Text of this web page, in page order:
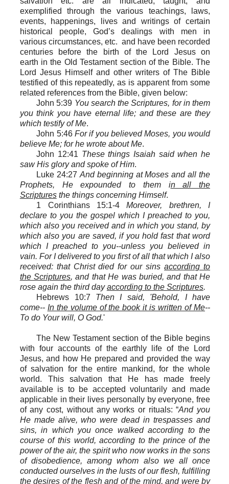
exemplified through the various teachings, laws,
events, happenings, lives and writings of certain
historical people, God’s dealings with men in
various circumstances, etc. and have been recorded
centuries before the birth of the Lord Jesus on
earth in the Old Testament section of the Bible. The
Lord Jesus Himself and other writers of The Bible
testified of this repeatedly, as is apparent from some
related references from the Bible, given below:
John 5:39 You search the Scriptures, for in them
you think you have eternal life; and these are they
which testify of Me.
John 5:46 For if you believed Moses, you would
believe Me; for he wrote about Me.
John 12:41 These things Isaiah said when he
saw His glory and spoke of Him.
Luke 24:27And beginning at Moses and all the
Prophets, He expounded to them in all the
Scripturesthe things concerning Himself.
1 Corinthians 15:1-4Moreover, brethren, I
declare to you the gospel which I preached to you,
which also you received and in which you stand, by
which also you are saved, if you hold fast that word
which I preached to you--unless you believed in
vain. For I delivered to you first of all that which I also
received: that Christ died for our sinsaccording to
the Scriptures, and that He was buried, and that He
rose again the third dayaccording to the Scriptures.
Hebrews 10:7 Then I said, 'Behold, I have
come-- In the volume of the book it is written of Me--
To do Your will, O God.'
The New Testament section of the Bible begins
with four accounts of the earthly
life of the Lord
Jesus, and how He prepared and provided the way
of salvation for the entire mankind,for the whole
world. This salvation that He has made freely
available is to be accepted voluntarily and made
applicable in their lives personally by everyone, free
of any cost, without any works or rituals: “And you
He made alive, who were dead in trespasses and
sins, in which you once walked according to the
course of this world, according to the prince of the
power of the air, the spirit who now works in the sons
of disobedience, among whom also we all once
conducted ourselves in the lusts of our flesh, fulfilling
the desires of the flesh and of the mind, and were by